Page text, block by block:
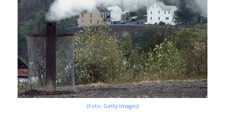
(Foto: Getty Images)